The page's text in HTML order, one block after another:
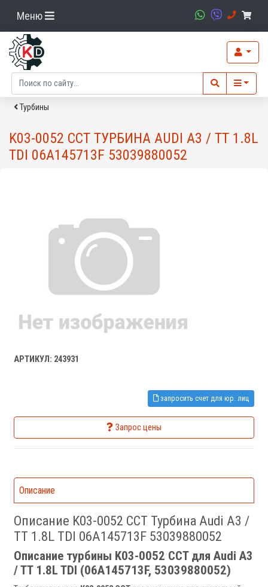
Меню
Турбины
K03-0052 CCT ТУРБИНА AUDI A3 / TT 1.8L
TDI 06A145713F 53039880052
АРТИКУЛ: 243931
запросить счет для юр. лиц
Запрос цены
Описание
Описание K03-0052 CCT Турбина Audi A3 /
TT 1.8L TDI 06A145713F 53039880052
Описание турбины K03-0052 CCT для Audi A3
/ TT 1.8L TDI (06A145713F, 53039880052)